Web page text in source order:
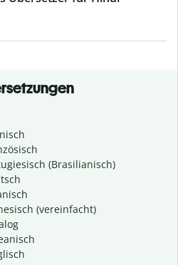
(Brasilianisch)
(vereinfacht)